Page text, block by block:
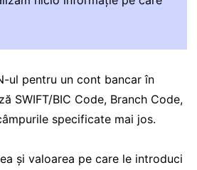
ul pentru un cont bancar în
SWIFT/BIC Code, Branch Code,
specificate mai jos.
și valoarea pe care le introduci